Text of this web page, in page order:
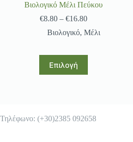
Βιολογικό Μέλι Πεύκου
€8.80 – €16.80
Βιολογικό, Μέλι
Επιλογή
Τηλέφωνο: (+30)2385 092658